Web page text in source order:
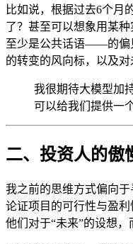
比如说，根据过去6个月
了？甚至可以想象用某
至少是公共话语——的偏
的转变的风向标，以及
我很期待大模型加
可以给我们提供一
二、投资人的傲
我之前的思维方式偏向
论证项目的可行性与盈
他们对于“未来”的设想，